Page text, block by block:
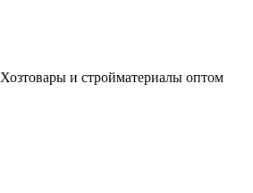
Хозтовары и стройматериалы оптом